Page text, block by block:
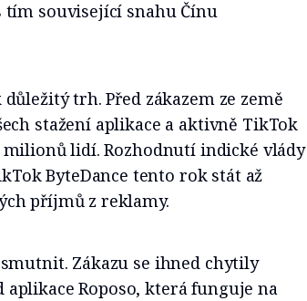
související snahu Čínu
trh. Před zákazem ze země
stažení aplikace a aktivně TikTok
milionů lidí. Rozhodnutí indické vlády
ByteDance tento rok stát až
příjmů z reklamy.
Zákazu se ihned chytily
Roposo, která funguje na